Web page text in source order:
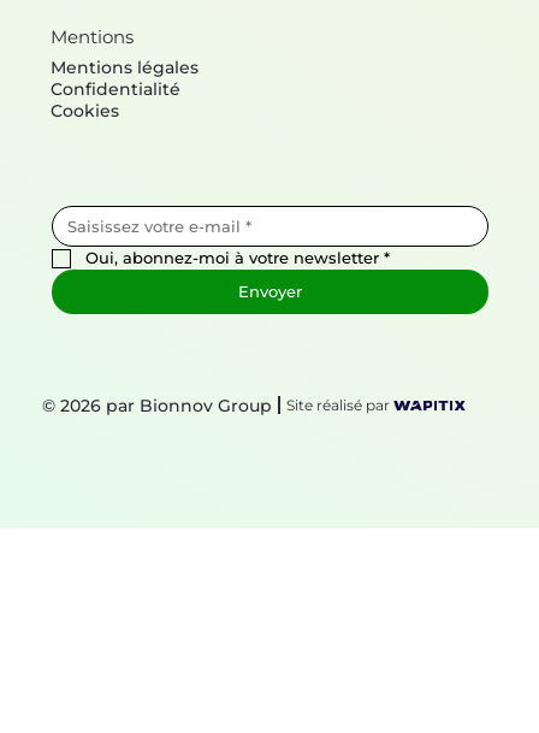
© 2026 par Bionnov Group Site réalisé par
Oui, abonnez-moi à votre newsletter *
Envoyer
Mentions
Mentions légales
Confidentialité
Cookies